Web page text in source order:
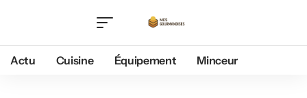
Actu Cuisine Équipement Minceur